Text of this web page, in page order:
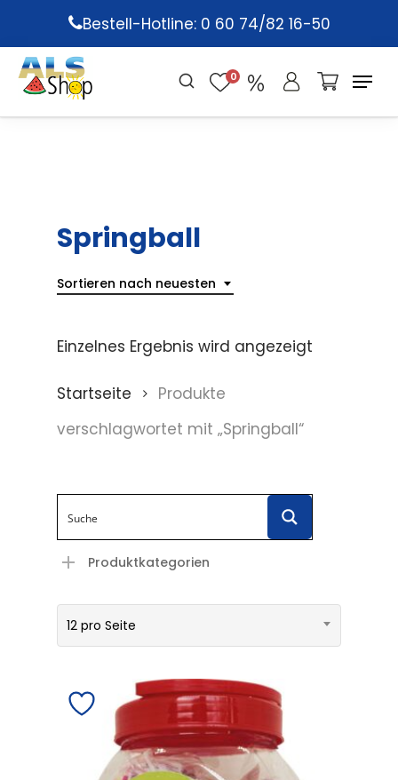
main
content
Bestell-Hotline: 0 60 74/82 16-50
0
Springball
Sortieren nach neuesten
Einzelnes Ergebnis wird angezeigt
Startseite
Produkte
verschlagwortet mit „Springball“
Produktkategorien
12 pro Seite